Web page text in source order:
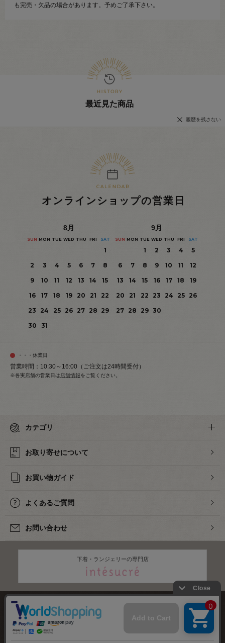
も完売・欠品の場合があります。予めご了承下さい。
最近見た商品
履歴を残さない
オンラインショップの営業日
8月
SUN MON TUE WED THU FRI SAT
1
2
3 4 5 6 7
8
9
10 11 12 13 14
15
16
17 18 19 20 21
22
23
24 25 26 27 28 29
30
31
9月
SUN MON TUE WED THU FRI SAT
1 2 3 4
5
6
7 8 9 10 11
12
13
14 15 16 17 18
19
20
21 22 23 24 25
26
27 28 29 30
・・・休業日
営業時間：10:30～16:00（ご注文は24時間受付）
※各実店舗の営業日は 店舗情報をご覧ください。
カテゴリ
お取り寄せについて
お買い物ガイド
よくあるご質問
お問い合わせ
下着・ランジェリーの専門店
株式会社オカダヤ
特定商取引法に基づく表記 サイトマップ